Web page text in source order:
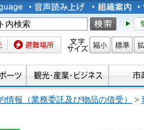
避難場所 文字サイズ
縮小 標準
情報（業務委託及び物品の借受） >